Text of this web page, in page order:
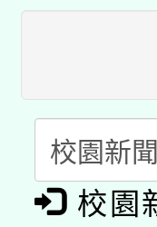
招甄
適應
本館
暨閱
科技
礎課程
A3數
「數
校園